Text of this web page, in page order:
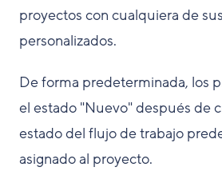
proyectos con cualquiera de sus
personalizados.
De forma predeterminada, los
el estado "Nuevo" después de
estado del flujo de trabajo
asignado al proyecto.